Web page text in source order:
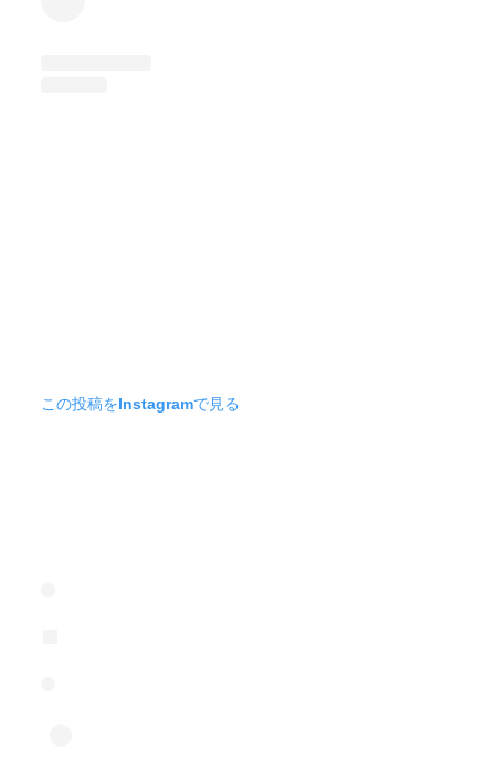
この投稿をInstagramで見る